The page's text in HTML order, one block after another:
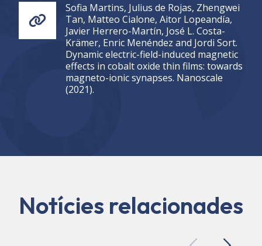
Sofia Martins, Julius de Rojas, Zhengwei
Tan, Matteo Cialone, Aitor Lopeandía,
Javier Herrero-Martín, José L. Costa-
Krämer, Enric Menéndez and Jordi Sort.
Dynamic electric-field-induced magnetic
effects in cobalt oxide thin films: towards
magneto-ionic synapses. Nanoscale
(2021).
Notícies relacionades